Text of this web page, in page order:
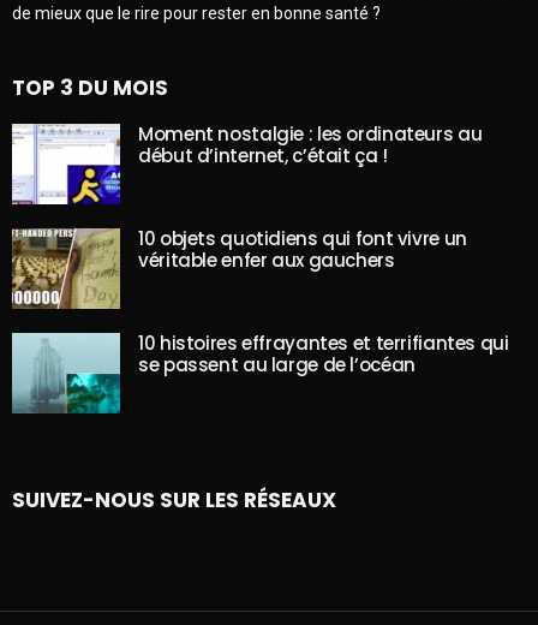
de mieux que le rire pour rester en bonne santé ?
TOP 3 DU MOIS
Moment nostalgie : les ordinateurs au
début d’internet, c’était ça !
10 objets quotidiens qui font vivre un
véritable enfer aux gauchers
10 histoires effrayantes et terrifiantes qui
se passent au large de l’océan
SUIVEZ-NOUS SUR LES RÉSEAUX